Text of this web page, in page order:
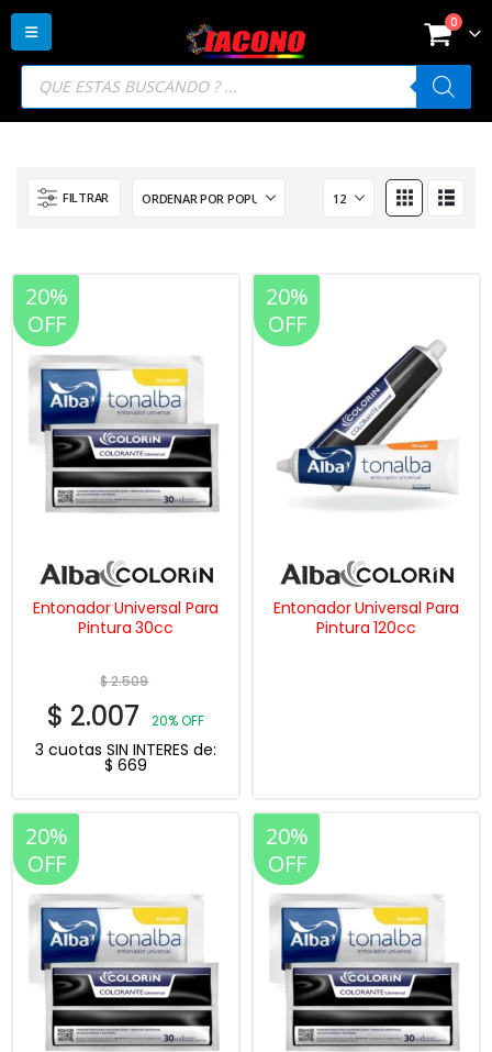
Búsqueda
productos
0
FILTRAR
20%
OFF
Entonador Universal Para
Pintura 30cc
$2.509
$ 2.007 20% OFF
3 cuotas SIN INTERES de:
$ 669
20%
OFF
Entonador Universal Para
Pintura 120cc
20%
OFF
20%
OFF